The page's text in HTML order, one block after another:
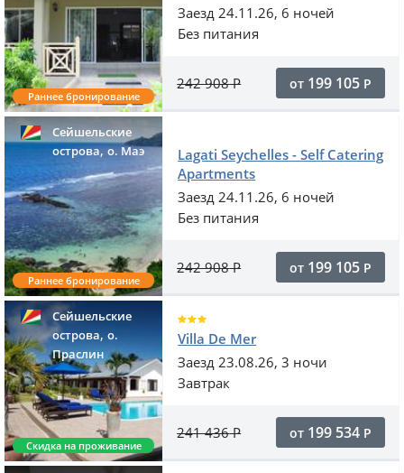
Раннее бронирование
Заезд 24.11.26, 6 ночей
Без питания
242 908Р от 199 105 Р
Сейшельские
острова,o. Маэ
Раннее бронирование
Lagati Seychelles - Self Catering
Apartments
Заезд 24.11.26, 6 ночей
Без питания
242 908Р от 199 105 Р
Сейшельские
острова, о.
Праслин
Скидка на проживание
Villa De Mer
Заезд 23.08.26, 3 ночи
Завтрак
241 436Р от 199 534 Р